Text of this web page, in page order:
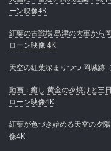
ーン映像4K
紅葉の古戦場 島津の大軍から
ローン映像 4K
天空の紅葉深まりつつ 岡城跡
動画：癒し 黄金の夕焼けと三
ローン映像4K
紅葉が色づき始める天空の夕
像4K